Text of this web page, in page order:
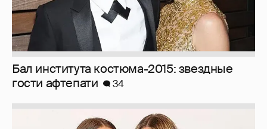
Бал института костюма-2015: звездные
гости афтепати
34